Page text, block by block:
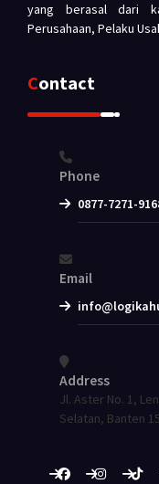
yang berasal dari
Perusahaan, Pelaku
Contact
Phone
0877-7271-
Email
Address
Jl. Aster No. 1,
Selatan, Banten